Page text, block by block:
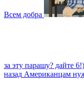
Всем добра
за эту парашу? дайте 6!)
назад Американцам